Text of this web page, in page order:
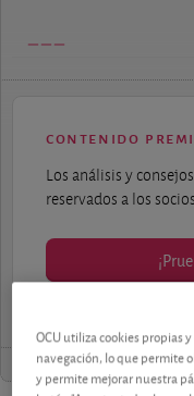
contenido
Los análisis y
reservados a los
OCU utiliza cookies propias
navegación, lo que permite
y permite mejorar nuestra